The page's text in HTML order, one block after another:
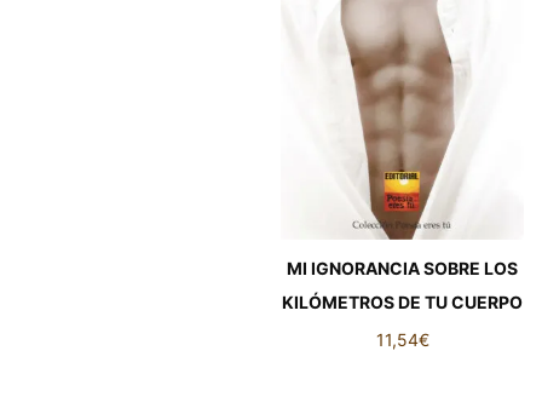
MI IGNORANCIA SOBRE LOS
KILÓMETROS DE TU CUERPO
11,54€